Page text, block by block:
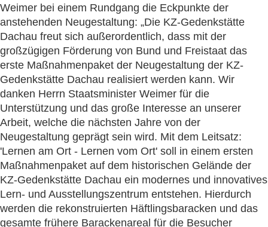
Weimer bei einem Rundgang die Eckpunkte der
anstehenden Neugestaltung: „Die KZ-Gedenkstätte
Dachau freut sich außerordentlich, dass mit der
großzügigen Förderung von Bund und Freistaat das
erste Maßnahmenpaket der Neugestaltung der KZ-
Gedenkstätte Dachau realisiert werden kann. Wir
danken Herrn Staatsminister Weimer für die
Unterstützung und das große Interesse an unserer
Arbeit, welche die nächsten Jahre von der
Neugestaltung geprägt sein wird. Mit dem Leitsatz:
'Lernen am Ort - Lernen vom Ort' soll in einem ersten
Maßnahmenpaket auf dem historischen Gelände der
KZ-Gedenkstätte Dachau ein modernes und innovatives
Lern- und Ausstellungszentrum entstehen. Hierdurch
werden die rekonstruierten Häftlingsbaracken und das
gesamte frühere Barackenareal für die Besucher